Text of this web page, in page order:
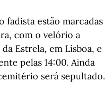
fadista estão marcadas
com o velório a
Estrela, em Lisboa, e
pelas 14:00. Ainda
será sepultado.